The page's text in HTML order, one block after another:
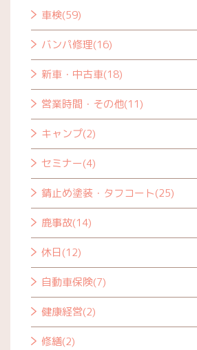
車検(59)
バンパ修理(16)
新車・中古車(18)
営業時間・その他(11)
キャンプ(2)
セミナー(4)
錆止め塗装・タフコート(25)
鹿事故(14)
休日(12)
自動車保険(7)
健康経営(2)
修繕(2)